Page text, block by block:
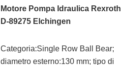
Motore Pompa Idraulica Rexroth
D-89275 Elchingen
Categoria:Single Row Ball Bear;
diametro esterno:130 mm; tipo di